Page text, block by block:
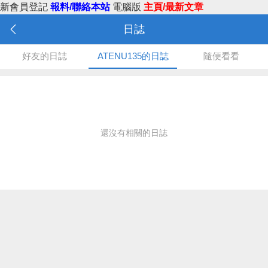
新會員登記 報料/聯絡本站 電腦版 主頁/最新文章
日誌
好友的日誌 ATENU135的日誌 隨便看看
還沒有相關的日誌